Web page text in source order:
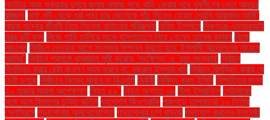
নাটোরে আজ শুক্রবার দুপুরে জুমার নামাজ পড়ে বাড়ি ফেরার পথে যুবলীগের নেতা আবদুর
রাজ্জাক নাফ নদী থেকে ধরা পড়া চার জেলেকে পাঁচ দিনেও ফেরত দেয়নি আরাকান আর্মি"
নায়ক মান্নার জীবনী নিয়ে সিনেমা বানানোর পরিকল্পনা নাহিদ ইসলামে নিকগঞ্জে এমআরআই
যন্ত্র দুটি বন্ধ নিজে গাড়ি চালিয়ে মাকে হাসপাতালে নিয়ে গেলেন তারেক রহমান নিজে
নাচলেন নির্বাচন দেওয়ার আগে সংস্কার সম্পন্ন করতে হবে: ইসলামী আন্দোলনের নায়েবে
আমির" নির্বাচন প্রসঙ্গে ধূম্রজাল সৃষ্টি করেছে 'সংক্ষিপ্ত' ও 'বৃহৎ সংস্কার' নির্বাচন
বিলম্বিত করার চেষ্টা জনগণ সহ্য করবে না: নজরুল ইসলাম খান নির্বাচন বিলম্বিত করার যে
চেষ্টা চলছে নির্বাচনে বিলম্ব মানবে না বিএনপি নির্বাহী নিষিদ্ধ করল ইসিবি নিষ্পত্তির জন্য
২০ হাজার মামলা অপেক্ষমাণ নিহত ৫৯" নিহত অন্তত ৩৬ নীলা ইসরাফিল নেইমারের
সঙ্গে আল হিলালের চুক্তি বাতিল ন্যাশনাল জিওগ্রাফি পঞ্চগড়ে তাপমাত্রা ১০ ডিগ্রি
সেলসিয়াস পড়াশোনায় অমনোযোগিতা পড়াশোনার চাপ বাড়ছে পদত্যাগ করলেন উপদেষ্টা